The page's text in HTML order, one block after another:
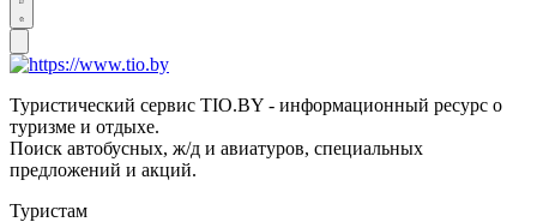
Туристический сервис TIO.BY - информационный ресурс о
туризме и отдыхе.
Поиск автобусных, ж/д и авиатуров, специальных
предложений и акций.
Туристам